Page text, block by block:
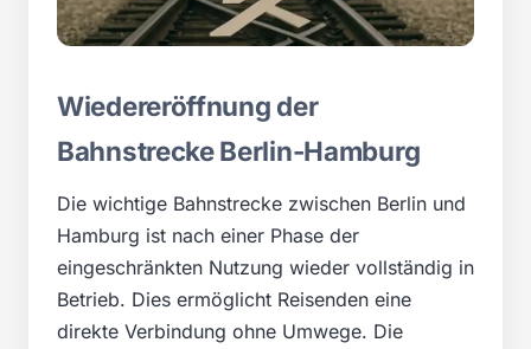
Wiedereröffnung der
Bahnstrecke Berlin-Hamburg
Die wichtige Bahnstrecke zwischen Berlin und
Hamburg ist nach einer Phase der
eingeschränkten Nutzung wieder vollständig in
Betrieb. Dies ermöglicht Reisenden eine
direkte Verbindung ohne Umwege. Die